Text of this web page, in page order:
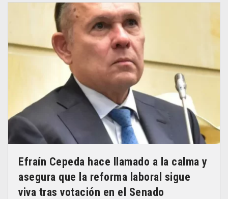
Efraín Cepeda hace llamado a la calma y
asegura que la reforma laboral sigue
viva tras votación en el Senado